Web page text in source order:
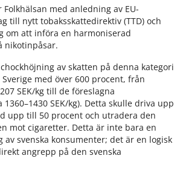
Folkhälsan med anledning av EU-
till nytt tobaksskattedirektiv (TTD) och
om att införa en harmoniserad
nikotinpåsar.
av skatten på denna kategori
med över 600 procent, från
SEK/kg till de föreslagna
SEK/kg). Detta skulle driva upp
upp till 50 procent och utradera den
mot cigaretter. Detta är inte bara en
svenska konsumenter; det är en logisk
angrepp på den svenska